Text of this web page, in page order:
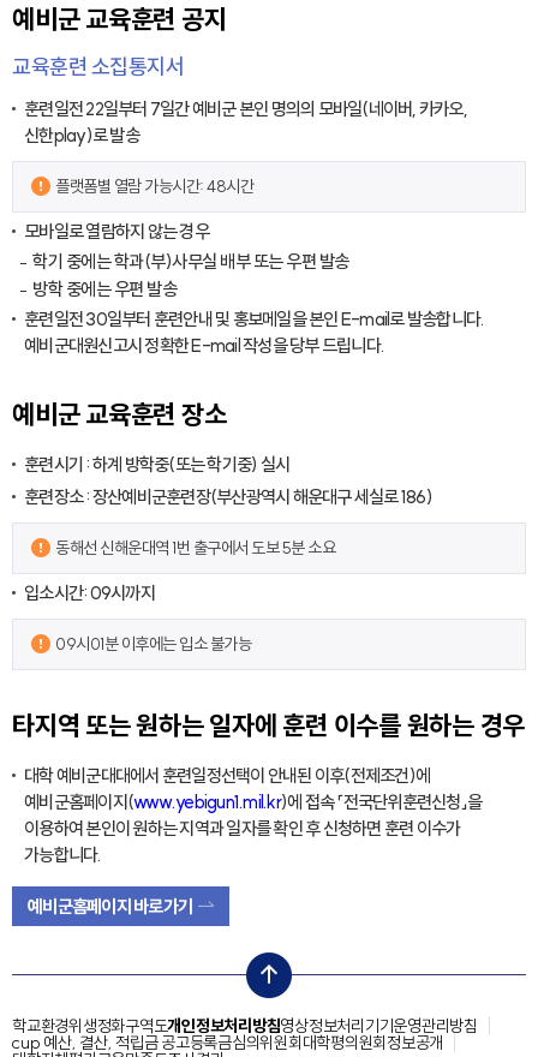
예비군 교육훈련 공지
교육훈련 소집통지서
훈련일전 22일부터 7일간 예비군 본인 명의의 모바일(네이버, 카카오,
신한play)로 발송
플랫폼별 열람 가능시간: 48시간
모바일로 열람하지 않는 경우
학기 중에는 학과(부)사무실 배부 또는 우편 발송
방학 중에는 우편 발송
훈련일전 30일부터 훈련안내 및 홍보메일을 본인 E-mail로 발송합니다.
예비군대원신고시 정확한 E-mail 작성을 당부 드립니다.
예비군 교육훈련 장소
훈련시기 : 하계 방학중(또는 학기중) 실시
훈련장소 : 장산예비군훈련장(부산광역시 해운대구 세실로 186)
동해선 신해운대역 1번 출구에서 도보 5분 소요
입소시간: 09시까지
09시01분 이후에는 입소 불가능
타지역 또는 원하는 일자에 훈련 이수를 원하는 경우
대학 예비군대대에서 훈련일정선택이 안내된 이후(전제조건)에
예비군홈페이지(www.yebigun1.mil.kr)에 접속 「전국단위훈련신청」을
이용하여 본인이 원하는 지역과 일자를 확인 후 신청하면 훈련 이수가
가능합니다.
예비군홈페이지 바로가기
top
학교환경위생정화구역도개인정보처리방침영상정보처리기기운영관리방침
cup 예산, 결산, 적립금 공고등록금심의위원회대학평의원회정보공개